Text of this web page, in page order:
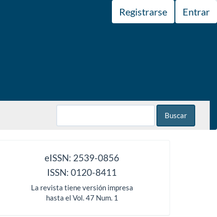
Registrarse Entrar
Buscar
eISSN: 2539-0856
ISSN: 0120-8411
La revista tiene versión impresa
hasta el Vol. 47 Num. 1